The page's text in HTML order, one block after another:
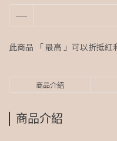
此商品 「 最高 」可以折抵紅
商品介紹
商品介紹